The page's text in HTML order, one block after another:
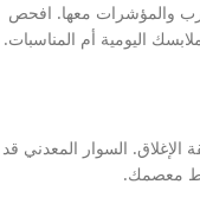
والمؤشرات معها. افحص
اليومية أم المناسبات.
السوار المعدني قد
معصمك.